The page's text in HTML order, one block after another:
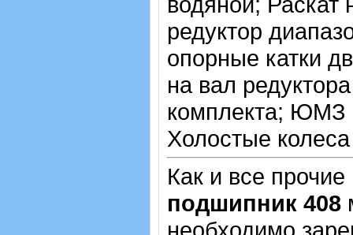
редуктор
опорные катки
на вал
комплекта; ЮМЗ
Холостые
Как и все
подшипник 408